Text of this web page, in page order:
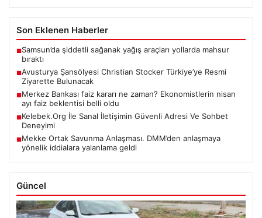
Son Eklenen Haberler
■Samsun’da şiddetli sağanak yağış araçları yollarda mahsur
bıraktı
■Avusturya Şansölyesi Christian Stocker Türkiye’ye Resmi
Ziyarette Bulunacak
■Merkez Bankası faiz kararı ne zaman? Ekonomistlerin nisan
ayı faiz beklentisi belli oldu
■Kelebek.Org İle Sanal İletişimin Güvenli Adresi Ve Sohbet
Deneyimi
■Mekke Ortak Savunma Anlaşması. DMM’den anlaşmaya
yönelik iddialara yalanlama geldi
Güncel